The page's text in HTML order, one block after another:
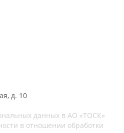
д. 10
данных в АО «ТОСК»
в отношении обработки